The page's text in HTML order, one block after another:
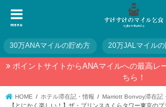
menu
30万ANAマイルの貯め方 20万JALマイル
ポイントサイトからANAマイルへの最高レ
ちら！
HOME ホテル滞在記・情報
Marriott Bonvoy滞在記
【とにかく楽しい！】ザ・プリンスさくらタワー東京の